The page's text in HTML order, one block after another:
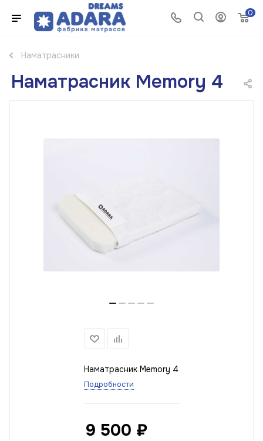
0
Наматрасники
Наматрасник Memory 4
Наматрасник Memory 4
Подробности
9 500 ₽